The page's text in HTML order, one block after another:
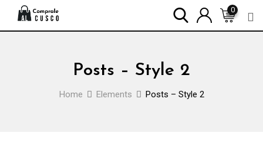
0
Posts – Style 2
Home Elements Posts – Style 2